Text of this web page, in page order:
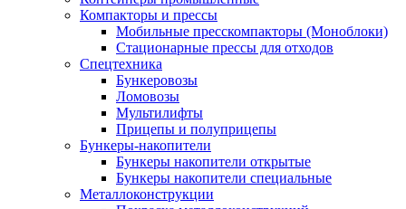
Компакторы и прессы
Мобильные пресскомпакторы (Моноблоки)
Стационарные прессы для отходов
Спецтехника
Бункеровозы
Ломовозы
Мультилифты
Прицепы и полуприцепы
Бункеры-накопители
Бункеры накопители открытые
Бункеры накопители специальные
Металлоконструкции